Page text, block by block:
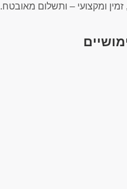
ומקצועי – ותשלום מאובטח.